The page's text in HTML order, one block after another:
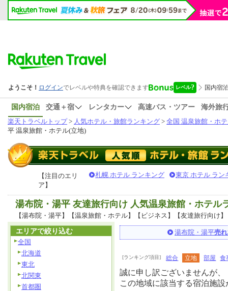
国内宿泊 交通＋宿 レンタカー 高速バス・ツアー
海外旅
楽天トラベルトップ> 人気ホテル・旅館ランキング > 全国 温泉旅館・ホ
平 温泉旅館・ホテル(立地)
【注目のエリ
ア】
札幌 ホテル ランキング 東京 ホテル ラン
湯布院・湯平 友達旅行向け 人気温泉旅館・ホテル
【湯布院・湯平】【温泉旅館・ホテル】【ビジネス】【友達旅行向け
湯布院・湯平売
[ランキング項目] 総合 立地 部屋 食
誠に申し訳ございませんが、
この地域に該当する宿泊施
エリアで絞り込む
全国
北海道
東北
北関東
首都圏